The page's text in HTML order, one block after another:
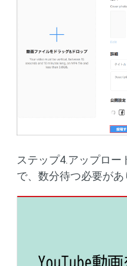
ステップ4.アップロー
で、数分待つ必要があ